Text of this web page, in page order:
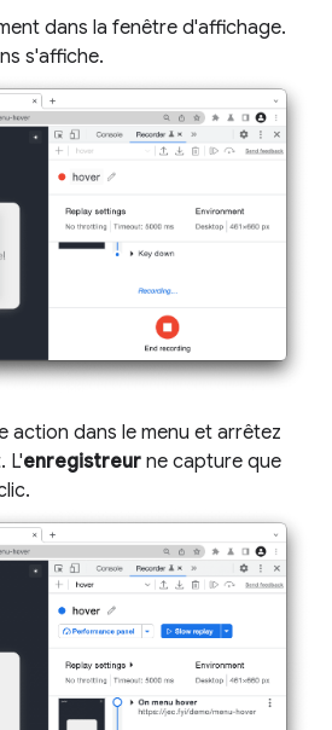
dans la fenêtre d'affichage.
s'affiche.
action dans le menu et arrêtez
L'enregistreur ne capture que